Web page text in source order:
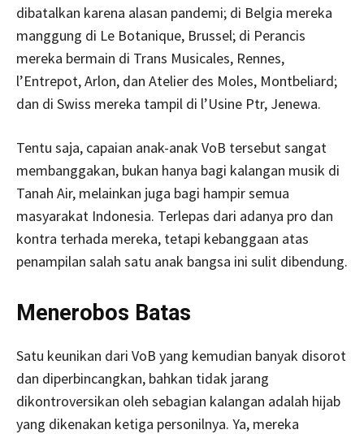
dibatalkan karena alasan pandemi; di Belgia mereka
manggung di Le Botanique, Brussel; di Perancis
mereka bermain di Trans Musicales, Rennes,
l’Entrepot, Arlon, dan Atelier des Moles, Montbeliard;
dan di Swiss mereka tampil di l’Usine Ptr, Jenewa.
Tentu saja, capaian anak-anak VoB tersebut sangat
membanggakan, bukan hanya bagi kalangan musik di
Tanah Air, melainkan juga bagi hampir semua
masyarakat Indonesia. Terlepas dari adanya pro dan
kontra terhada mereka, tetapi kebanggaan atas
penampilan salah satu anak bangsa ini sulit dibendung.
Menerobos Batas
Satu keunikan dari VoB yang kemudian banyak disorot
dan diperbincangkan, bahkan tidak jarang
dikontroversikan oleh sebagian kalangan adalah hijab
yang dikenakan ketiga personilnya. Ya, mereka